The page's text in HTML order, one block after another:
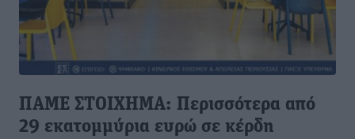
ΠΑΜΕ ΣΤΟΙΧΗΜΑ: Περισσότερα από
29 εκατομμύρια ευρώ σε κέρδη